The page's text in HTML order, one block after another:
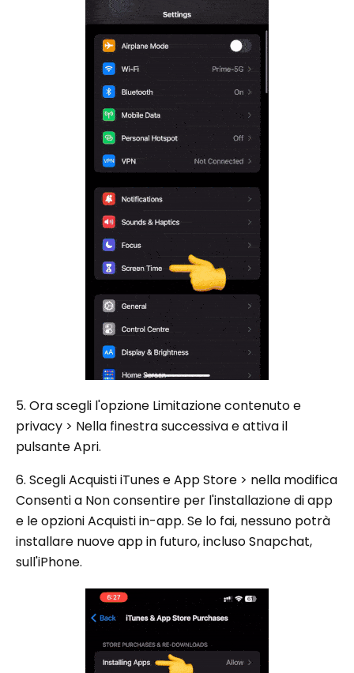
5. Ora scegli l'opzione Limitazione contenuto e
privacy > Nella finestra successiva e attiva il
pulsante Apri.
6. Scegli Acquisti iTunes e App Store > nella modifica
Consenti a Non consentire per l'installazione di app
e le opzioni Acquisti in-app. Se lo fai, nessuno potrà
installare nuove app in futuro, incluso Snapchat,
sull'iPhone.